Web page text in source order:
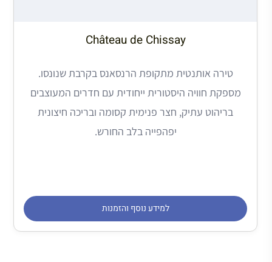
Château de Chissay
טירה אותנטית מתקופת הרנסאנס בקרבת שנונסו.
מספקת חוויה היסטורית ייחודית עם חדרים המעוצבים
בריהוט עתיק, חצר פנימית קסומה ובריכה חיצונית
יפהפייה בלב החורש.
למידע נוסף והזמנות